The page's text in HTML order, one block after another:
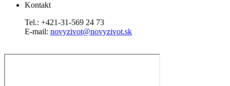
Kontakt
Tel.: +421-31-569 24 73
E-mail: novyzivot@novyzivot.sk